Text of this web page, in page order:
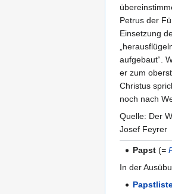
Petrus der
Einsetzung
aufgebaut“.
er zum
Christus
noch nach
Quelle: Der
Josef Feyrer
Papst (=
In der